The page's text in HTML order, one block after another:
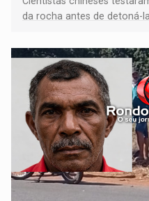
da rocha antes de detoná-